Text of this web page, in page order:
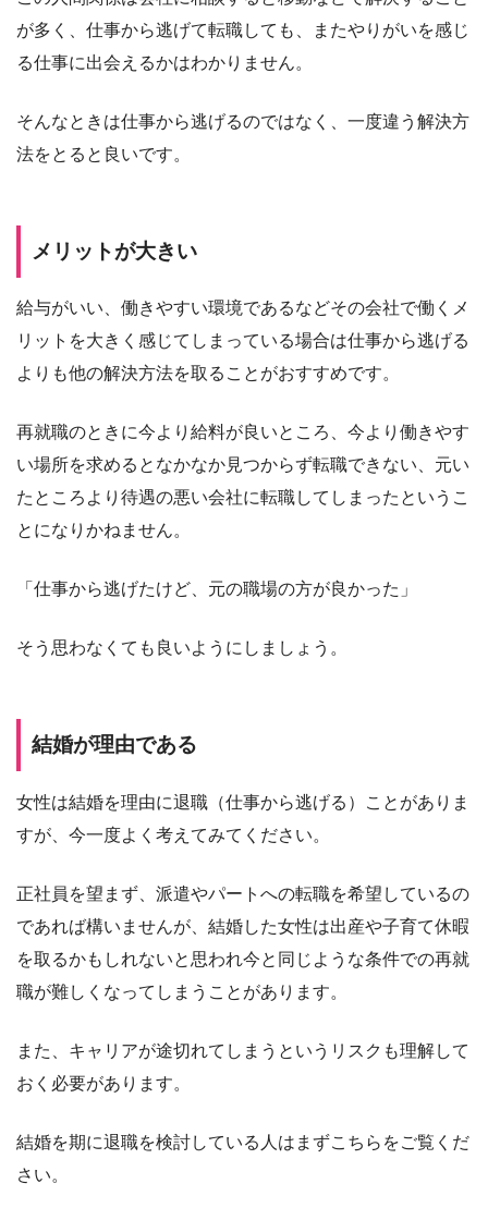
が多く、仕事から逃げて転職しても、またやりがいを感じ
る仕事に出会えるかはわかりません。
そんなときは仕事から逃げるのではなく、一度違う解決方
法をとると良いです。
メリットが大きい
給与がいい、働きやすい環境であるなどその会社で働くメ
リットを大きく感じてしまっている場合は仕事から逃げる
よりも他の解決方法を取ることがおすすめです。
再就職のときに今より給料が良いところ、今より働きやす
い場所を求めるとなかなか見つからず転職できない、元い
たところより待遇の悪い会社に転職してしまったというこ
とになりかねません。
「仕事から逃げたけど、元の職場の方が良かった」
そう思わなくても良いようにしましょう。
結婚が理由である
女性は結婚を理由に退職（仕事から逃げる）ことがありま
すが、今一度よく考えてみてください。
正社員を望まず、派遣やパートへの転職を希望しているの
であれば構いませんが、結婚した女性は出産や子育て休暇
を取るかもしれないと思われ今と同じような条件での再就
職が難しくなってしまうことがあります。
また、キャリアが途切れてしまうというリスクも理解して
おく必要があります。
結婚を期に退職を検討している人はまずこちらをご覧くだ
さい。